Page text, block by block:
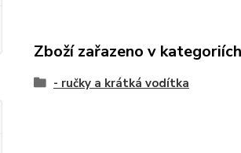
Zboží zařazeno v kategoriích
- ručky a krátká vodítka